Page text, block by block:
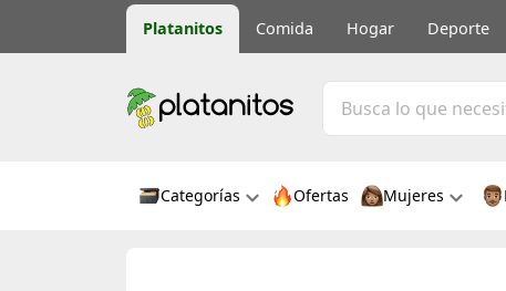
Platanitos Comida Hogar Deporte
Categorías Ofertas Mujeres